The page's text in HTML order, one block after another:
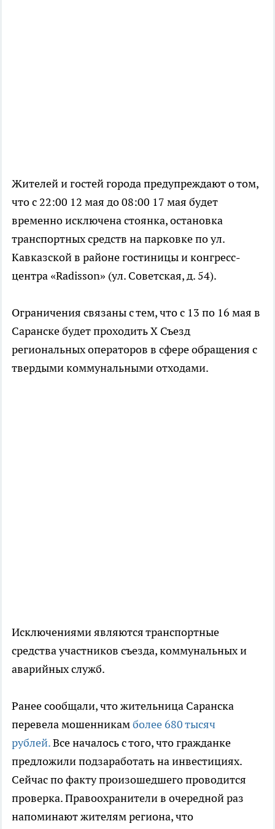
Жителей и гостей города предупреждают о том,
что с 22:00 12 мая до 08:00 17 мая будет
временно исключена стоянка, остановка
транспортных средств на парковке по ул.
Кавказской в районе гостиницы и конгресс-
центра «Radisson» (ул. Советская, д. 54).
Ограничения связаны с тем, что с 13 по 16 мая в
Саранске будет проходить X Съезд
региональных операторов в сфере обращения с
твердыми коммунальными отходами.
Исключениями являются транспортные
средства участников съезда, коммунальных и
аварийных служб.
Ранее сообщали, что жительница Саранска
перевела мошенникамболее 680 тысяч
рублей.Все началось с того, что гражданке
предложили подзаработать на инвестициях.
Сейчас по факту произошедшего проводится
проверка. Правоохранители в очередной раз
напоминают жителям региона, что